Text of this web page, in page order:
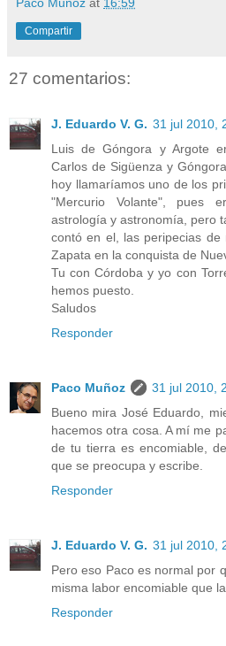
Compartir
27 comentarios:
J. Eduardo V. G. 31 jul 2010,
Luis de Góngora y Argote
Carlos de Sigüenza y
hoy llamaríamos uno de los
"Mercurio Volante", pues
astrología y astronomía, pero
contó en el, las peripecias de
Zapata en la conquista de
Tu con Córdoba y yo con
hemos puesto.
Saludos
Responder
Paco Muñoz
31 jul 2010,
Bueno mira José Eduardo,
hacemos otra cosa. A mí me
de tu tierra es encomiable,
que se preocupa y escribe.
Responder
J. Eduardo V. G. 31 jul 2010,
Pero eso Paco es normal por
misma labor encomiable que la
Responder